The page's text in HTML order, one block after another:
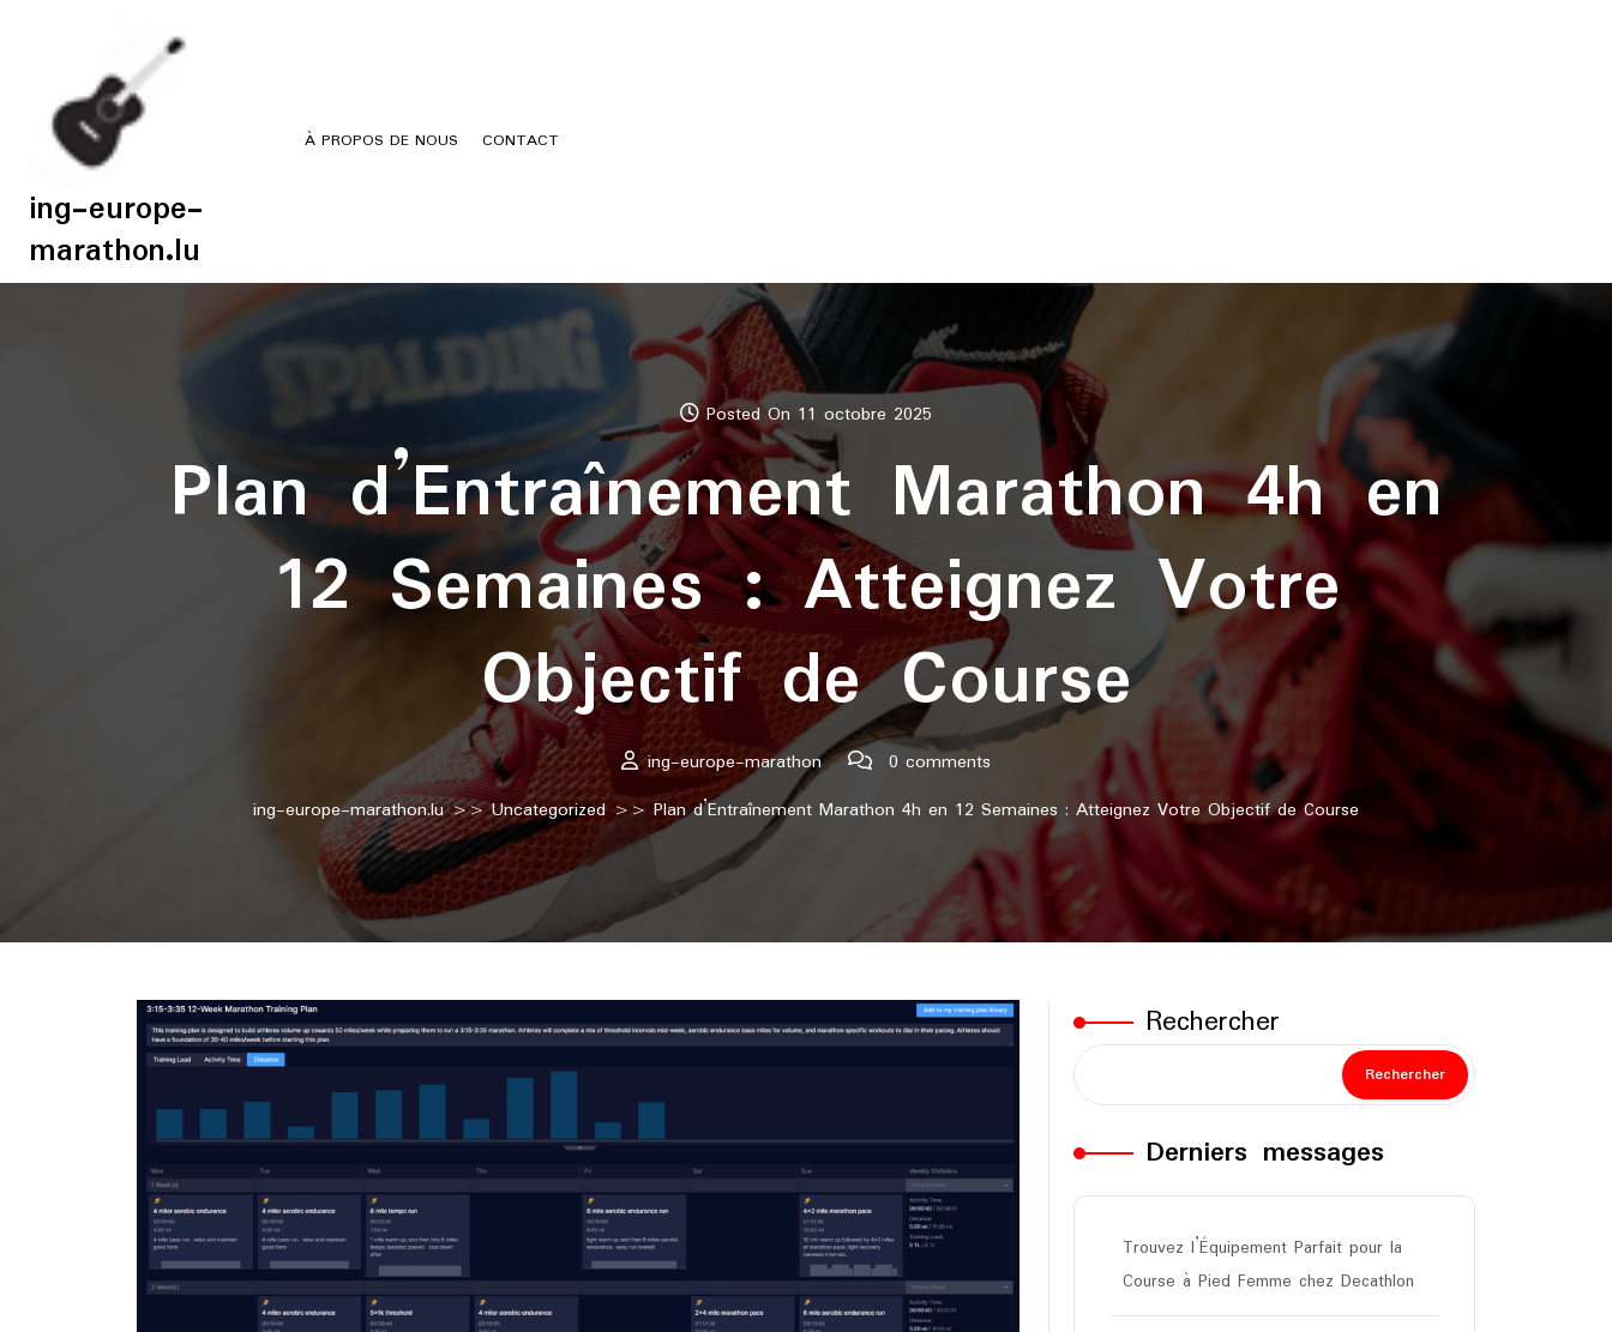
ing-europe-
marathon.lu
À PROPOS DE NOUS CONTACT
Posted On 11 octobre 2025
Plan d’Entraînement Marathon 4h en
12 Semaines : Atteignez Votre
Objectif de Course
ing-europe-marathon
0 comments
ing-europe-marathon.lu>>Uncategorized>> Plan d’Entraînement Marathon 4h en 12 Semaines : Atteignez Votre Objectif de Course
Rechercher
Rechercher
Derniers messages
Trouvez l’Équipement Parfait pour la
Course à Pied Femme chez Decathlon